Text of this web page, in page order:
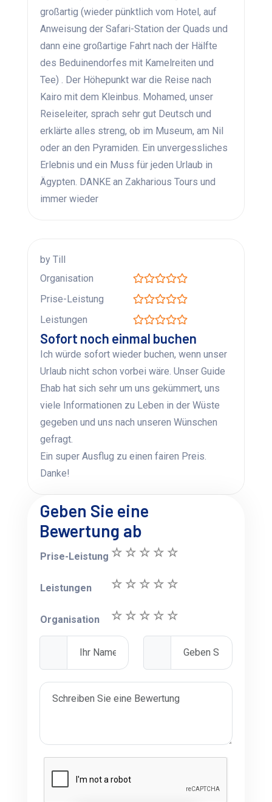
großartig (wieder pünktlich vom Hotel, auf
Anweisung der Safari-Station der Quads und
dann eine großartige Fahrt nach der Hälfte
des Beduinendorfes mit Kamelreiten und
Tee) . Der Höhepunkt war die Reise nach
Kairo mit dem Kleinbus. Mohamed, unser
Reiseleiter, sprach sehr gut Deutsch und
erklärte alles streng, ob im Museum, am Nil
oder an den Pyramiden. Ein unvergessliches
Erlebnis und ein Muss für jeden Urlaub in
Ägypten. DANKE an Zakharious Tours und
immer wieder
by Till
Organisation
Prise-Leistung
Leistungen
Sofort noch einmal buchen
Ich würde sofort wieder buchen, wenn unser
Urlaub nicht schon vorbei wäre. Unser Guide
Ehab hat sich sehr um uns gekümmert, uns
viele Informationen zu Leben in der Wüste
gegeben und uns nach unseren Wünschen
gefragt.
Ein super Ausflug zu einen fairen Preis.
Danke!
Geben Sie eine
Bewertung ab
Prise-Leistung
Leistungen
Organisation